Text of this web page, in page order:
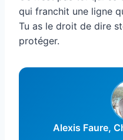
qui franchit une ligne
Tu as le droit de dire
protéger.
Alexis Faure,